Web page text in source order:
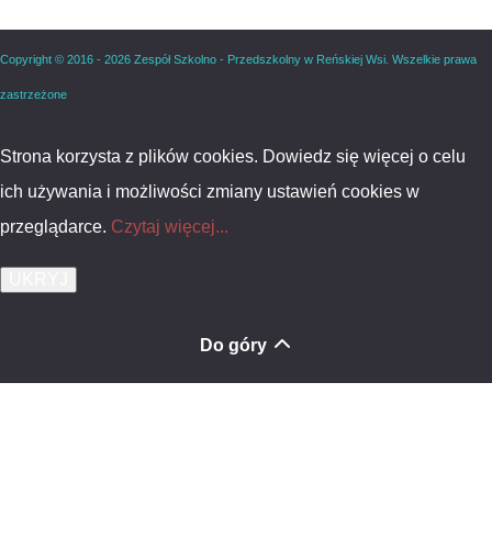
Copyright © 2016 - 2026 Zespół Szkolno - Przedszkolny w Reńskiej Wsi. Wszelkie prawa
zastrzeżone
Strona korzysta z plików cookies. Dowiedz się więcej o celu
ich używania i możliwości zmiany ustawień cookies w
przeglądarce. Czytaj więcej...
Do góry